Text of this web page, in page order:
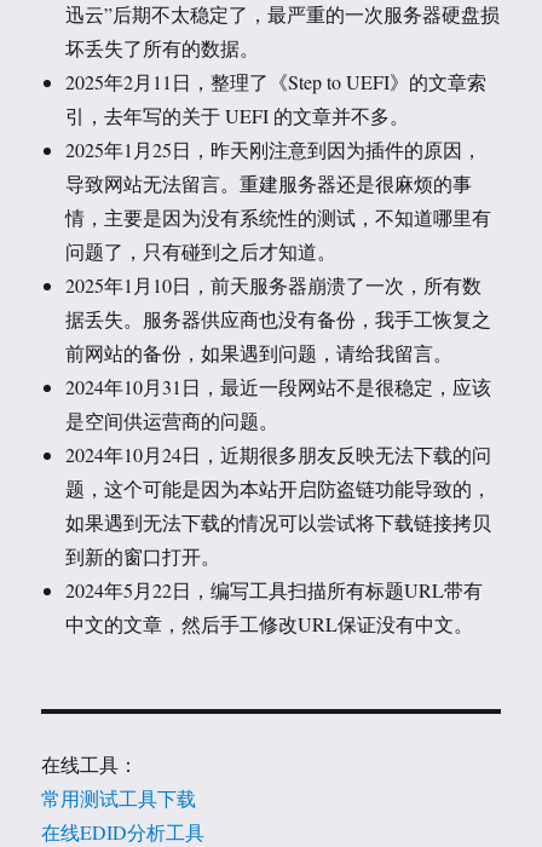
迅云”后期不太稳定了，最严重的一次服务器硬盘损
坏丢失了所有的数据。
2025年2月11日，整理了《Step to UEFI》的文章索
引，去年写的关于 UEFI 的文章并不多。
2025年1月25日，昨天刚注意到因为插件的原因，
导致网站无法留言。重建服务器还是很麻烦的事
情，主要是因为没有系统性的测试，不知道哪里有
问题了，只有碰到之后才知道。
2025年1月10日，前天服务器崩溃了一次，所有数
据丢失。服务器供应商也没有备份，我手工恢复之
前网站的备份，如果遇到问题，请给我留言。
2024年10月31日，最近一段网站不是很稳定，应该
是空间供运营商的问题。
2024年10月24日，近期很多朋友反映无法下载的问
题，这个可能是因为本站开启防盗链功能导致的，
如果遇到无法下载的情况可以尝试将下载链接拷贝
到新的窗口打开。
2024年5月22日，编写工具扫描所有标题URL带有
中文的文章，然后手工修改URL保证没有中文。
在线工具：
常用测试工具下载
在线EDID分析工具